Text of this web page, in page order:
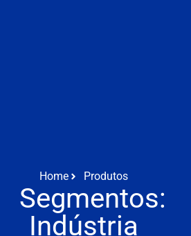
Home Produtos
Segmentos:
Indústria